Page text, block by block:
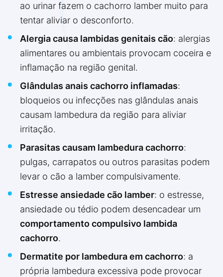
ao urinar fazem o cachorro lamber muito para
tentar aliviar o desconforto.
Alergia causa lambidas genitais cão: alergias
alimentares ou ambientais provocam coceira e
inflamação na região genital.
Glândulas anais cachorro inflamadas:
bloqueios ou infecções nas glândulas anais
causam lambedura da região para aliviar
irritação.
Parasitas causam lambedura cachorro:
pulgas, carrapatos ou outros parasitas podem
levar o cão a lamber compulsivamente.
Estresse ansiedade cão lamber: o estresse,
ansiedade ou tédio podem desencadear um
comportamento compulsivo lambida
cachorro.
Dermatite por lambedura em cachorro: a
própria lambedura excessiva pode provocar